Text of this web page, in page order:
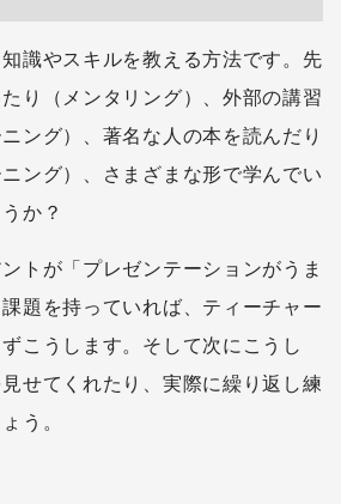
識やスキルを教える方法です。先
り（メンタリング）、外部の講習
ング）、著名な人の本を読んだり
ング）、さまざまな形で学んでい
か？
トが「プレゼンテーションがうま
題を持っていれば、ティーチャー
こうします。そして次にこうし
せてくれたり、実際に繰り返し練
う。